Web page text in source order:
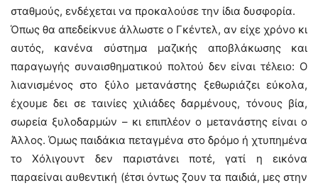
σταθμούς, ενδέχεται να προκαλούσε την ίδια δυσφορία.
Όπως θα απεδείκνυε άλλωστε ο Γκέντελ, αν είχε χρόνο κι
αυτός, κανένα σύστημα μαζικής αποβλάκωσης και
παραγωγής συναισθηματικού πολτού δεν είναι τέλειο: Ο
λιανισμένος στο ξύλο μετανάστης ξεθωριάζει εύκολα,
έχουμε δει σε ταινίες χιλιάδες δαρμένους, τόνους βία,
σωρεία ξυλοδαρμών – κι επιπλέον ο μετανάστης είναι ο
Άλλος. Όμως παιδάκια πεταγμένα στο δρόμο ή χτυπημένα
το Χόλιγουντ δεν παριστάνει ποτέ, γατί η εικόνα
παραείναι αυθεντική (έτσι όντως ζουν τα παιδιά, μες στην